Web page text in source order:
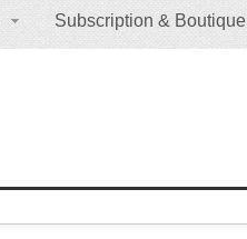
Subscription & Boutique